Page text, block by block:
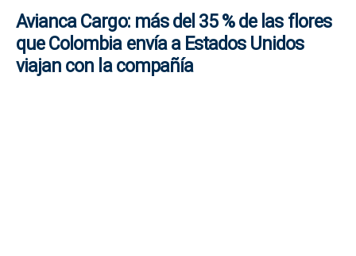
Avianca Cargo: más del 35 % de las flores
que Colombia envía a Estados Unidos
viajan con la compañía